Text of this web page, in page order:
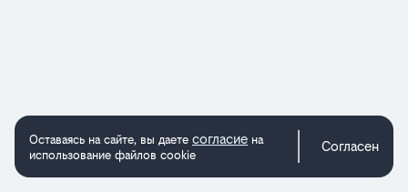
Оставаясь на сайте, вы даете согласие на
использование файлов cookie
Согласен